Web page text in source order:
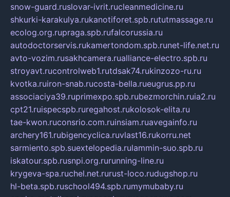
snow-guard.ruslovar-ivrit.rucleanmedicine.ru
shkurki-karakulya.rukanotiforet.spb.rututmassage.ru
ecolog.org.rupraga.spb.rufalcorussia.ru
autodoctorservis.rukamertondom.spb.runet-life.net.ru
avto-vozim.rusakhcamera.rualliance-electro.spb.ru
stroyavt.rucontrolweb1.rutdsak74.rukinzozo-ru.ru
kvotka.ruiron-snab.rucosta-bella.rueugrus.pp.ru
associaciya39.ruprimexpo.spb.rubezmorchin.ruia2.ru
cpt21.ruispecspb.ruregahost.rukolosok-elita.ru
tae-kwon.ruconsrio.com.ruinsiam.ruavegainfo.ru
archery161.rubigencyclica.ruvlast16.rukorru.net
sarmiento.spb.suextelopedia.rulammin-suo.spb.ru
iskatour.spb.rusnpi.org.rurunning-line.ru
krygeva-spa.ruchel.net.rurust-loco.rudugshop.ru
hl-beta.spb.ruschool494.spb.rumymubaby.ru